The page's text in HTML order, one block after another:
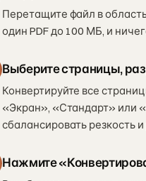
Перетащите файл в
один PDF до 100 МБ, и
Выберите страницы,
Конвертируйте все
«Экран», «Стандарт» или
сбалансировать резкость
Нажмите